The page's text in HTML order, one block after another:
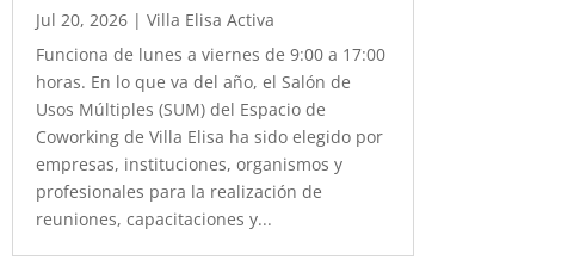
Jul 20, 2026| Villa Elisa Activa
Funciona de lunes a viernes de 9:00 a 17:00
horas. En lo que va del año, el Salón de
Usos Múltiples (SUM) del Espacio de
Coworking de Villa Elisa ha sido elegido por
empresas, instituciones, organismos y
profesionales para la realización de
reuniones, capacitaciones y...